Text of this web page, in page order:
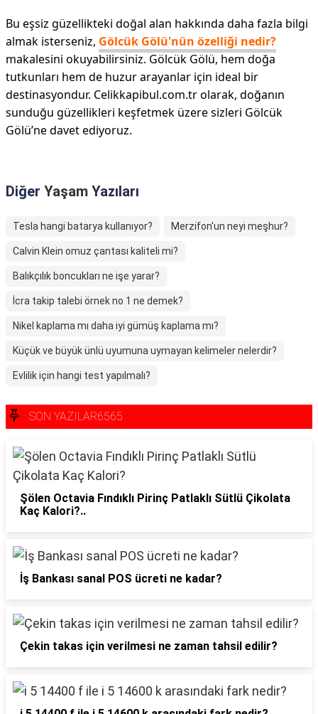
Bu eşsiz güzellikteki doğal alan hakkında daha fazla bilgi
almak isterseniz, Gölcük Gölü'nün özelliği nedir?
makalesini okuyabilirsiniz. Gölcük Gölü, hem doğa
tutkunları hem de huzur arayanlar için ideal bir
destinasyondur. Celikkapibul.com.tr olarak, doğanın
sunduğu güzellikleri keşfetmek üzere sizleri Gölcük
Gölü’ne davet ediyoruz.
Diğer Yaşam Yazıları
Tesla hangi batarya kullanıyor? Merzi̇fon'un neyi meşhur?
Calvin Klein omuz çantası kaliteli mi?
Balıkçılık boncukları ne işe yarar?
İcra takip talebi örnek no 1 ne demek?
Nikel kaplama mı daha iyi gümüş kaplama mı?
Küçük ve büyük ünlü uyumuna uymayan kelimeler nelerdir?
Evlilik için hangi test yapılmalı?
SON YAZILAR6565
Şölen Octavia Fındıklı Pirinç Patlaklı Sütlü Çikolata
Kaç Kalori?..
İş Bankası sanal POS ücreti ne kadar?
Çekin takas için verilmesi ne zaman tahsil edilir?